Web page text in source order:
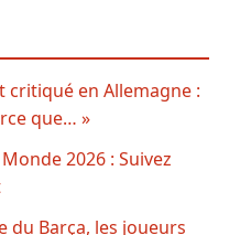
critiqué en Allemagne :
que… »
2026 : Suivez
du Barça, les joueurs